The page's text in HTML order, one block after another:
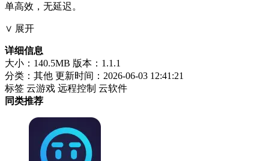
单高效，无延迟。
∨ 展开
详细信息
大小：140.5MB 版本：1.1.1
分类：其他 更新时间：2026-06-03 12:41:21
标签 云游戏 远程控制 云软件
同类推荐